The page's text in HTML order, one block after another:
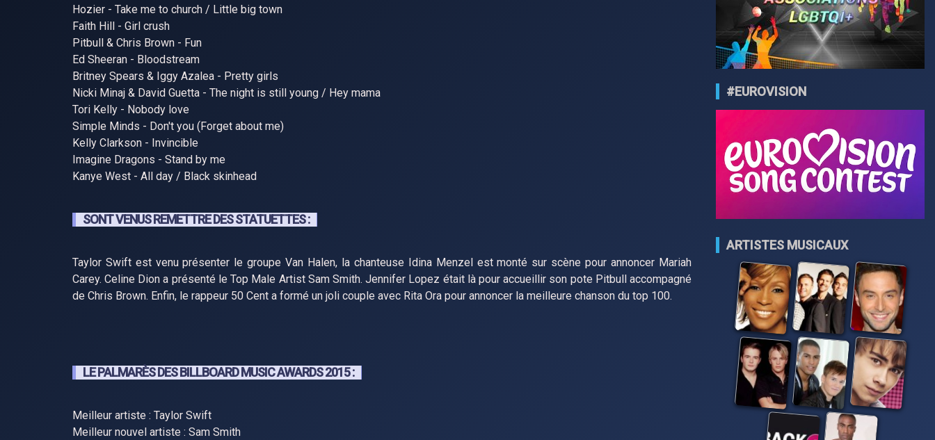
Hozier - Take me to church / Little big town
Faith Hill - Girl crush
Pitbull & Chris Brown - Fun
Ed Sheeran - Bloodstream
Britney Spears & Iggy Azalea - Pretty girls
Nicki Minaj & David Guetta - The night is still young / Hey mama
Tori Kelly - Nobody love
Simple Minds - Don't you (Forget about me)
Kelly Clarkson - Invincible
Imagine Dragons - Stand by me
Kanye West - All day / Black skinhead
SONT VENUS REMETTRE DES STATUETTES :
Taylor Swift est venu présenter le groupe Van Halen, la chanteuse Idina Menzel est monté sur scène pour annoncer Mariah
Carey. Celine Dion a présenté le Top Male Artist Sam Smith. Jennifer Lopez était là pour accueillir son pote Pitbull accompagné
de Chris Brown. Enfin, le rappeur 50 Cent a formé un joli couple avec Rita Ora pour annoncer la meilleure chanson du top 100.
LE PALMARÈS DES BILLBOARD MUSIC AWARDS 2015 :
Meilleur artiste : Taylor Swift
Meilleur nouvel artiste : Sam Smith
#EUROVISION
ARTISTES MUSICAUX